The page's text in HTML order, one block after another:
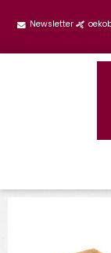
Newsletter